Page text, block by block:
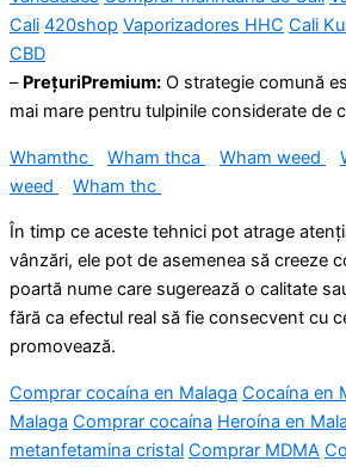
Cali 420shop Vaporizadores HHC Cali
CBD
– PrețuriPremium: O strategie comună
mai mare pentru tulpinile considerate de
Whamthc Wham thca Wham weed
weed
Wham thc
În timp ce aceste tehnici pot atrage
vânzări, ele pot de asemenea să creeze
poartă nume care sugerează o calitate
fără ca efectul real să fie consecvent cu
promovează.
Comprar cocaína en Malaga Cocaína en
Malaga Comprar cocaína Heroína en
metanfetamina cristal Comprar MDMA